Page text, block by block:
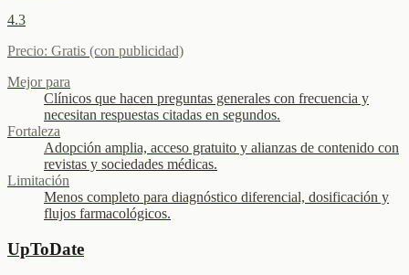
4.3
Precio: Gratis (con publicidad)
Mejor para
Clínicos que hacen preguntas generales con frecuencia y
necesitan respuestas citadas en segundos.
Fortaleza
Adopción amplia, acceso gratuito y alianzas de contenido con
revistas y sociedades médicas.
Limitación
Menos completo para diagnóstico diferencial, dosificación y
flujos farmacológicos.
UpToDate